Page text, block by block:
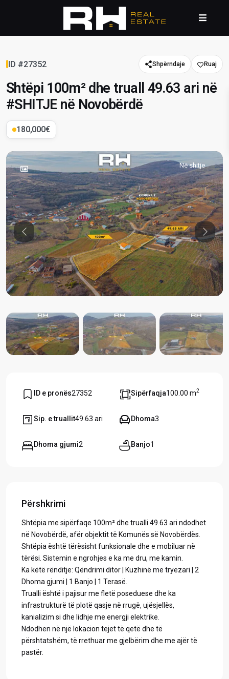
ID #27352 Shpërndaje
Shtëpi 100m² dhe truall 49.63 ari në
#SHITJE në Novobërdë
180,000€
Në shitje
Previous
ID e pronës27352 Sipërfaqja100.00 m2
Sip. e truallit49.63 ari Dhoma3
Dhoma gjumi2 Banjo1
Përshkrimi
​Shtëpia me sipërfaqe 100m² dhe trualli 49.63 ari ndodhet
në Novobërdë, afër objektit të Komunës së Novobërdës.
Shtëpia është tërësisht funksionale dhe e mobiluar në
tërësi. Sistemin e ngrohjes e ka me dru, me kamin.
Ka këtë rënditje: Qëndrimi ditor | Kuzhinë me tryezari | 2
Dhoma gjumi | 1 Banjo | 1 Terasë.
Trualli është i pajisur me fletë poseduese dhe ka
infrastrukturë të plotë qasje në rrugë, ujësjellës,
kanializim si dhe lidhje me energji elektrike.
Ndodhen në një lokacion tejet të qetë dhe të
përshtatshëm, të rrethuar me gjelbërim dhe me ajër të
pastër.